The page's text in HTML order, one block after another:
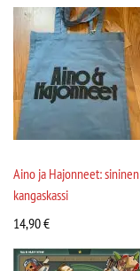
Aino ja Hajonneet: sininen
kangaskassi
14,90€